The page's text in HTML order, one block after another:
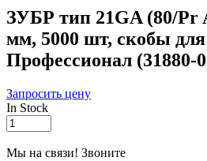
ЗУБР тип 21GA (80/Pr
мм, 5000 шт, скобы для
Профессионал (31880-
Запросить цену
In Stock
ЗУБР
тип
21GA
Мы на связи! Звоните